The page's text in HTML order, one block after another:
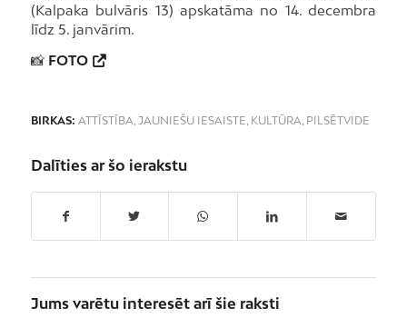
(Kalpaka bulvāris 13) apskatāma no 14. decembra
līdz 5. janvārim.
📸 FOTO
BIRKAS: ATTĪSTĪBA, JAUNIEŠU IESAISTE, KULTŪRA, PILSĒTVIDE
Dalīties ar šo ierakstu
Jums varētu interesēt arī šie raksti